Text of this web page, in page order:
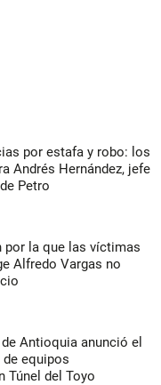
por estafa y robo: los
Andrés Hernández, jefe
Petro
por la que las víctimas
Alfredo Vargas no
Antioquia anunció el
equipos
Túnel del Toyo